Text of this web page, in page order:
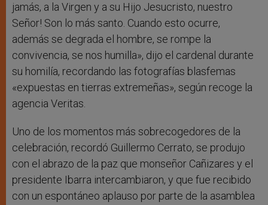
jamás, a la Virgen y a su Hijo Jesucristo, nuestro
Señor! Son lo más santo. Cuando esto ocurre,
además se degrada el hombre, se rompe la
convivencia, se nos humilla», dijo el cardenal durante
su homilía, recordando las fotografías blasfemas
«expuestas en tierras extremeñas», según recoge la
agencia Veritas.
Uno de los momentos más sobrecogedores de la
celebración, recordó Guillermo Cerrato, se produjo
con el abrazo de la paz que monseñor Cañizares y el
presidente Ibarra intercambiaron, y que fue recibido
con un espontáneo aplauso por parte de la asamblea